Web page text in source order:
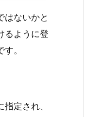
はないかと
るように登
。
指定され、